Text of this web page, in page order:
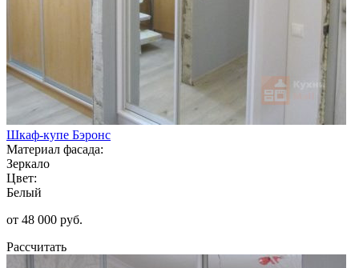
Шкаф-купе Бэронс
Материал фасада:
Зеркало
Цвет:
Белый
от 48 000 руб.
Рассчитать